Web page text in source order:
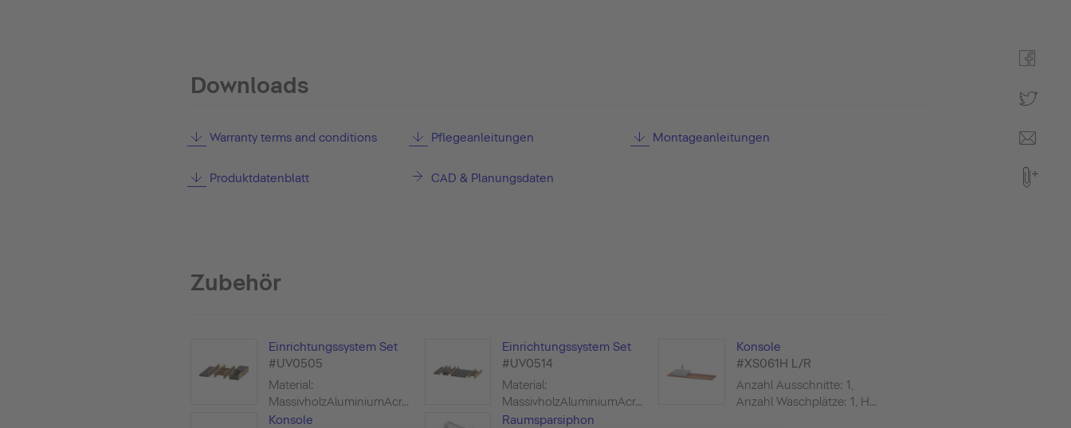
Downloads
Warranty terms and conditions Pflegeanleitungen Montageanleitungen
Produktdatenblatt CAD & Planungsdaten
Zubehör
Einrichtungssystem Set
#UV0505
Material:
MassivholzAluminiumAcr...
Einrichtungssystem Set
#UV0514
Material:
MassivholzAluminiumAcr...
Konsole
#XS061H L/R
Anzahl Ausschnitte: 1,
Anzahl Waschplätze: 1, H...
Konsole
Raumsparsiphon